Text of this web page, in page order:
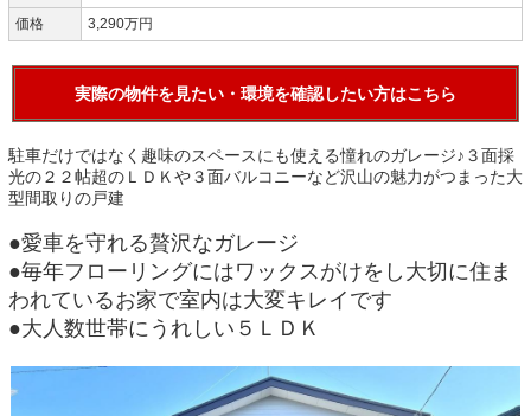
価格
3,290万円
実際の物件を見たい・環境を確認したい方はこちら
駐車だけではなく趣味のスペースにも使える憧れのガレージ♪３面採
光の２２帖超のＬＤＫや３面バルコニーなど沢山の魅力がつまった大
型間取りの戸建
●愛車を守れる贅沢なガレージ
●毎年フローリングにはワックスがけをし大切に住ま
われているお家で室内は大変キレイです
●大人数世帯にうれしい５ＬＤＫ